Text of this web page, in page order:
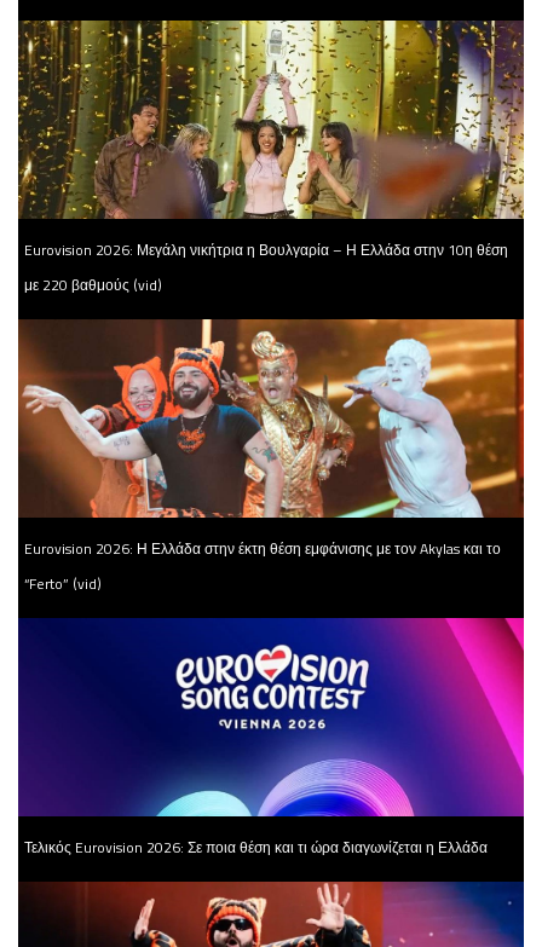
Eurovision 2026: Μεγάλη νικήτρια η Βουλγαρία – Η Ελλάδα στην 10η θέση
με 220 βαθμούς (vid)
Eurovision 2026: Η Ελλάδα στην έκτη θέση εμφάνισης με τον Akylas και το
“Ferto” (vid)
Τελικός Eurovision 2026: Σε ποια θέση και τι ώρα διαγωνίζεται η Ελλάδα